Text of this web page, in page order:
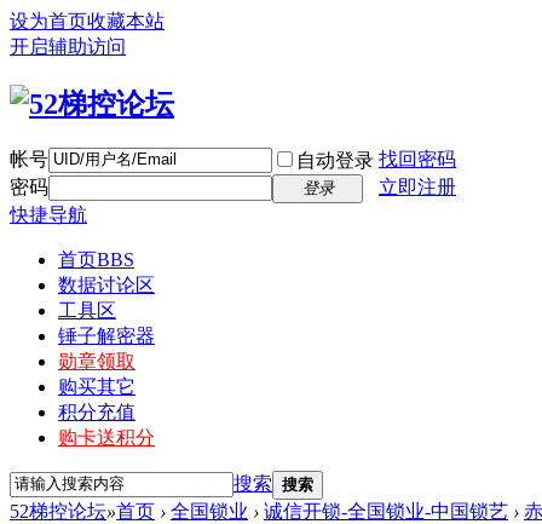
设为首页收藏本站
开启辅助访问
帐号 自动登录 找回密码
密码
登录
立即注册
快捷导航
首页BBS
数据讨论区
工具区
锤子解密器
勋章领取
购买其它
积分充值
购卡送积分
搜索 搜索
52梯控论坛»首页 › 全国锁业 › 诚信开锁-全国锁业-中国锁艺 ›